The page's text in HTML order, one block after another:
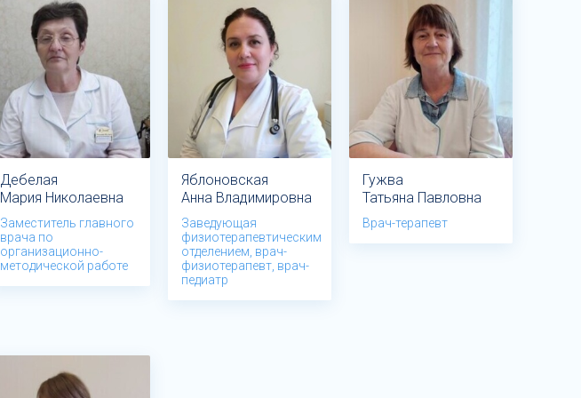
Дебелая
Мария Николаевна
Заместитель главного
врача по
организационно-
методической работе
Яблоновская
Анна Владимировна
Заведующая
физиотерапевтическим
отделением, врач-
физиотерапевт, врач-
педиатр
Гужва
Татьяна Павловна
Врач-терапевт